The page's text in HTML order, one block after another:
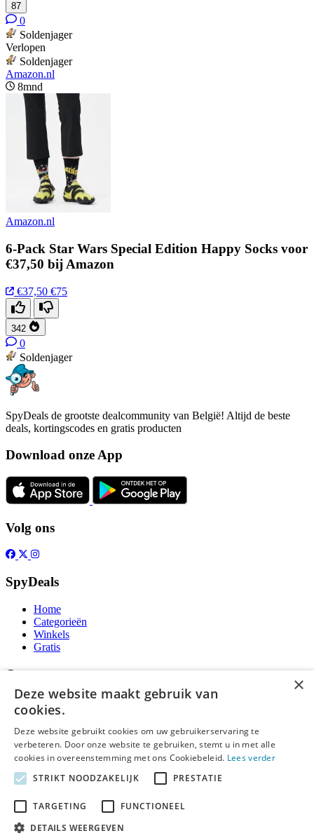
87
0
Soldenjager
Verlopen
Soldenjager
Amazon.nl
8mnd
Amazon.nl
6-Pack Star Wars Special Edition Happy Socks voor
€37,50 bij Amazon
€37,50 €75
342
0
Soldenjager
SpyDeals de grootste dealcommunity van België! Altijd de beste
deals, kortingscodes en gratis producten
Download onze App
Volg ons
SpyDeals
Home
Categorieën
Winkels
Gratis
Over
Over ons
Contact
Publicatieregels
Legal
Privacy
Algemene Voorwaarden
Notice and Takedown
×
Deze website maakt gebruik van
cookies.
Deze website gebruikt cookies om uw gebruikerservaring te
verbeteren. Door onze website te gebruiken, stemt u in met alle
cookies in overeenstemming met ons Cookiebeleid. Lees verder
STRIKT NOODZAKELIJK
PRESTATIE
TARGETING
FUNCTIONEEL
DETAILS WEERGEVEN